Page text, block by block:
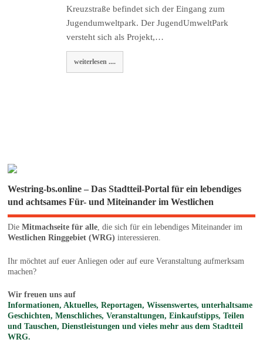
Kreuzstraße befindet sich der Eingang zum
Jugendumweltpark. Der JugendUmweltPark
versteht sich als Projekt,…
weiterlesen ....
Westring-bs.online – Das Stadtteil-Portal für ein lebendiges
und achtsames Für- und Miteinander im Westlichen
DieMitmachseite für alle , die sich für ein lebendiges Miteinander im
Westlichen Ringgebiet (WRG) interessieren.
Ihr möchtet auf euer Anliegen oder auf eure Veranstaltung aufmerksam
machen?
Wir freuen uns auf
Informationen, Aktuelles, Reportagen, Wissenswertes, unterhaltsame
Geschichten, Menschliches, Veranstaltungen, Einkaufstipps, Teilen
und Tauschen, Dienstleistungen und vieles mehr aus dem Stadtteil
WRG.